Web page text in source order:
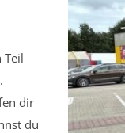
Teil
dir
du